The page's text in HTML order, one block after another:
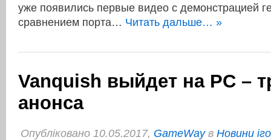
уже появились первые видео с демонстрацией
сравнением порта… Читать дальше… »
Vanquish выйдет на PC –
анонса
Опубліковано 10.05.2017, GameWayв Новини